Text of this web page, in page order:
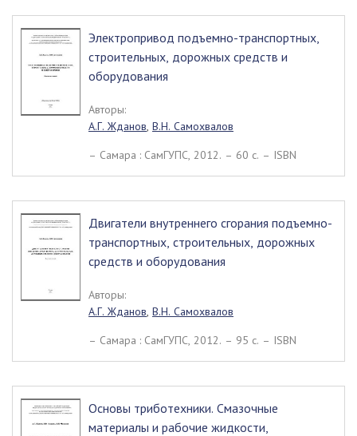
Электропривод подъемно-транспортных,
строительных, дорожных средств и
оборудования
Авторы:
А.Г. Жданов, В.Н. Самохвалов
– Самара : СамГУПС, 2012. – 60 c. – ISBN
Двигатели внутреннего сгорания подъемно-
транспортных, строительных, дорожных
средств и оборудования
Авторы:
А.Г. Жданов, В.Н. Самохвалов
– Самара : СамГУПС, 2012. – 95 c. – ISBN
Основы триботехники. Смазочные
материалы и рабочие жидкости,